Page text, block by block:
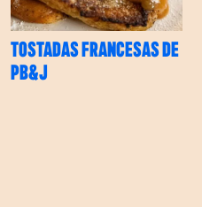
TOSTADAS FRANCESAS DE
PB&J